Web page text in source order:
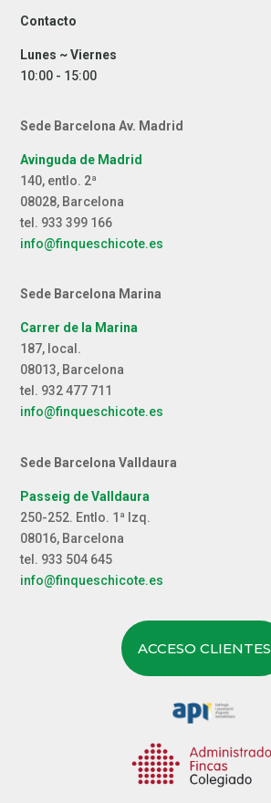
Contacto
Lunes ~ Viernes
10:00 - 15:00
Sede Barcelona Av. Madrid
Avinguda de Madrid
140, entlo. 2ª
08028, Barcelona
tel. 933 399 166
info@finqueschicote.es
Sede Barcelona Marina
Carrer de la Marina
187, local.
08013, Barcelona
tel. 932 477 711
info@finqueschicote.es
Sede Barcelona Valldaura
Passeig de Valldaura
250-252. Entlo. 1ª Izq.
08016, Barcelona
tel. 933 504 645
info@finqueschicote.es
ACCESO CLIENTES